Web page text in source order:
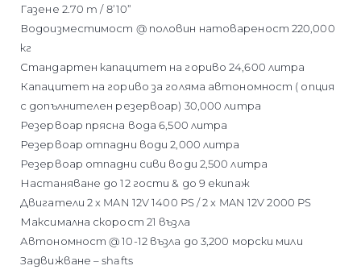
Газене 2.70 m / 8’10”
Водоизместимост @ половин натовареност 220,000
кг
Стандартен капацитет на гориво 24,600 литра
Капацитет на гориво за голяма автономност ( опция
с допълнителен резервоар) 30,000 литра
Резервоар прясна вода 6,500 литра
Резервоар отпадни води 2,000 литра
Резервоар отпадни сиви води 2,500 литра
Настаняване до 12 гости & до 9 екипаж
Двигатели 2 x MAN 12V 1400 PS / 2 x MAN 12V 2000 PS
Максимална скорост 21 възла
Автономност @ 10-12 възла до 3,200 морски мили
Задвижване – shafts